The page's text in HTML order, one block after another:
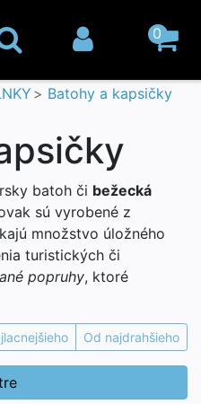
0
Batohy a kapsičky
batoh či bežecká
sú vyrobené z
množstvo úložného
turistických či
popruhy, ktoré
Od najdrahšieho